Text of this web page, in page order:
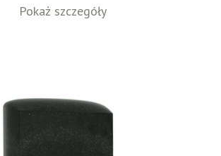
Pokaż szczegóły